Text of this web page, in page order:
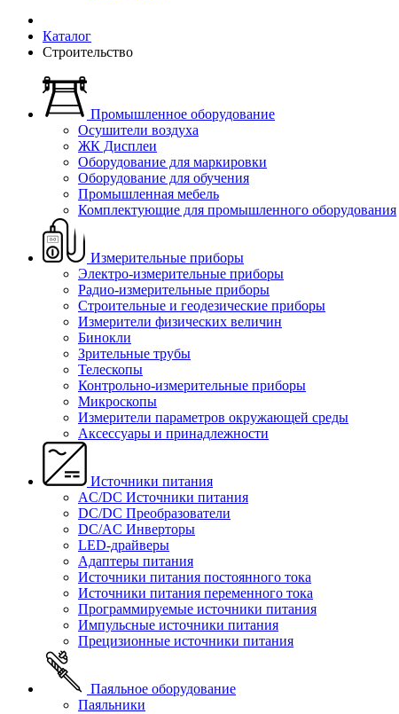
Каталог
Строительство
Промышленное оборудование
Осушители воздуха
ЖК Дисплеи
Оборудование для маркировки
Оборудование для обучения
Промышленная мебель
Комплектующие для промышленного оборудования
Измерительные приборы
Электро-измерительные приборы
Радио-измерительные приборы
Строительные и геодезические приборы
Измерители физических величин
Бинокли
Зрительные трубы
Телескопы
Контрольно-измерительные приборы
Микроскопы
Измерители параметров окружающей среды
Аксессуары и принадлежности
Источники питания
AC/DC Источники питания
DC/DC Преобразователи
DC/AC Инверторы
LED-драйверы
Адаптеры питания
Источники питания постоянного тока
Источники питания переменного тока
Программируемые источники питания
Импульсные источники питания
Прецизионные источники питания
Паяльное оборудование
Паяльники